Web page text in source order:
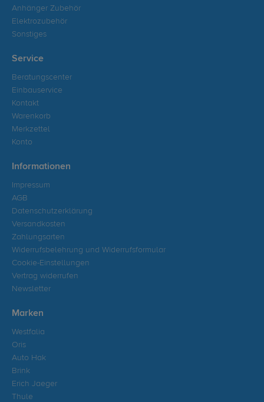
Anhänger Zubehör
Elektrozubehör
Sonstiges
Service
Beratungscenter
Einbauservice
Kontakt
Warenkorb
Merkzettel
Konto
Informationen
Impressum
AGB
Datenschutzerklärung
Versandkosten
Zahlungsarten
Widerrufsbelehrung und Widerrufsformular
Cookie-Einstellungen
Vertrag widerrufen
Newsletter
Marken
Westfalia
Oris
Auto Hak
Brink
Erich Jaeger
Thule